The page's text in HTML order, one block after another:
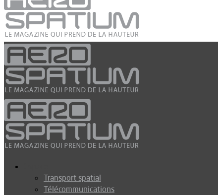
Transport spatial
Télécommunications